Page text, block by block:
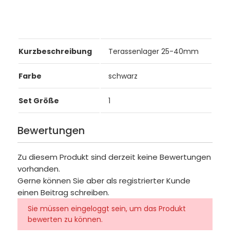
Kurzbeschreibung Terassenlager 25-40mm
Farbe schwarz
Set Größe 1
Bewertungen
Zu diesem Produkt sind derzeit keine Bewertungen
vorhanden.
Gerne können Sie aber als registrierter Kunde
einen Beitrag schreiben.
Sie müssen eingeloggt sein, um das Produkt
bewerten zu können.